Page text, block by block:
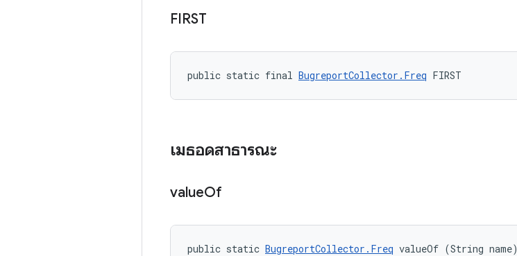
FIRST
public static final BugreportCollector.Freq FIRST
เมธอดสาธารณะ
valueOf
public static BugreportCollector.Freq valueOf (String name)